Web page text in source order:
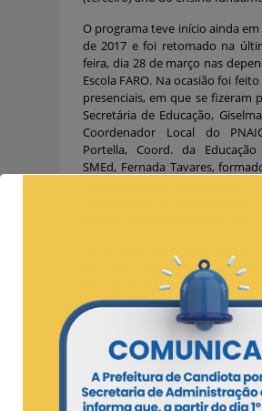
O programa teve início ainda
de 2017 e foi retomado na
feira, dia 28 de março nas
Escola FARO. Na ocasião foi
presenciais, em que se fizeram
Secretária de Educação,
Coordenador Local do
Portella, Coord. da
SMEd, Fernada Tavares,
em três turmas, sendo uma
Educação Infantil, com a
Adriane Wollmann e duas
Iniciais, com as Formadoras
Dahmer e Viviane Dahmer,
realizadas uma vez por semana,
de abril, maio e junho, nas
FARO.